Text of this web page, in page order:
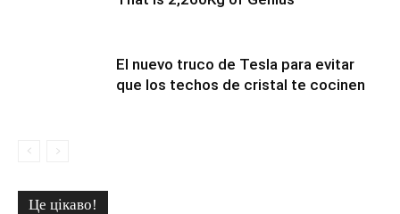
El nuevo truco de Tesla para evitar
que los techos de cristal te cocinen
Це цікаво!